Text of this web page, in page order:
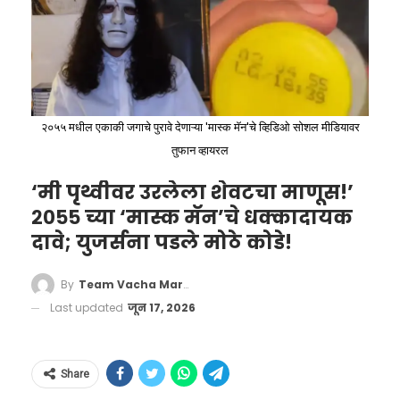
PAKISTANI FANS
– Fakhar Zaman did the ball
tampering on live camera & got
penalized by 5 runs
– Fakhar Zaman likely to be
banned for 2-3 years
– PSL is a League where the ball
gets pink and now the ball gets
pic.twitter.com/rbVPoW4fAD
कॉंगोच्या भूतकाळात डोकावावे लागेल.
This Congo supporter who
२०५५ मधील एकाकी जगाचे पुरावे देणाऱ्या 'मास्क मॅन'चे व्हिडिओ सोशल मीडियावर
तुफान व्हायरल
‘मी पृथ्वीवर उरलेला शेवटचा माणूस!’
२०५५ च्या ‘मास्क मॅन’चे धक्कादायक
दावे; युजर्सना पडले मोठे कोडे!
By Team Vacha Marathi
Last updated जून 17, 2026
Share